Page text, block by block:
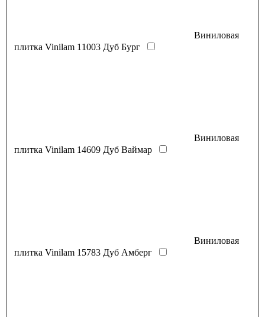
Виниловая
плитка Vinilam 11003 Дуб Бург
Виниловая
плитка Vinilam 14609 Дуб Ваймар
Виниловая
плитка Vinilam 15783 Дуб Амберг